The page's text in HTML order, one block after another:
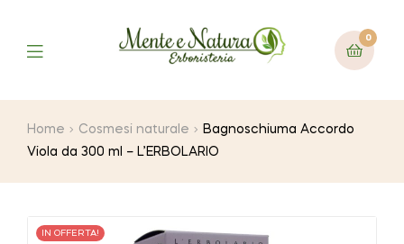
0
Home Cosmesi naturale
Bagnoschiuma Accordo
Viola da 300 ml – L’ERBOLARIO
IN OFFERTA!